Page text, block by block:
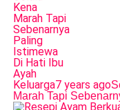
Keluarga7 years ago
Marah Tapi